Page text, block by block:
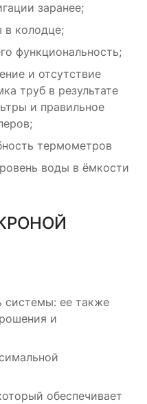
заранее;
в колодце;
функциональность;
и отсутствие
труб в результате
и правильное
термометров
воды в ёмкости
системы: ее также
и
обеспечивает